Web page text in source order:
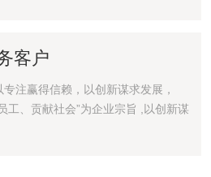
客户
注赢得信赖，以创新谋求发展，
工、贡献社会”为企业宗旨 ,以创新谋